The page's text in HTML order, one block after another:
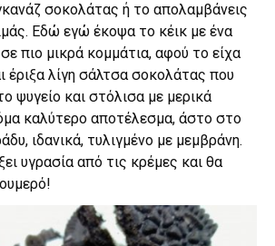
σοκολάτας ή το απολαμβάνεις
Εδώ εγώ έκοψα το κέικ με ένα
πιο μικρά κομμάτια, αφού το είχα
έριξα λίγη σάλτσα σοκολάτας που
ψυγείο και στόλισα με μερικά
καλύτερο αποτέλεσμα, άστο στο
ιδανικά, τυλιγμένο με μεμβράνη.
υγρασία από τις κρέμες και θα